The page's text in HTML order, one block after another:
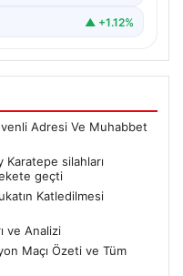
▲ +1.12%
Adresi Ve Muhabbet
Karatepe silahları
geçti
Katledilmesi
ve Analizi
Maçı Özeti ve Tüm